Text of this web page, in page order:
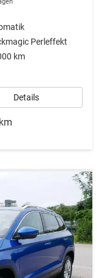
Perleffekt
km
Details